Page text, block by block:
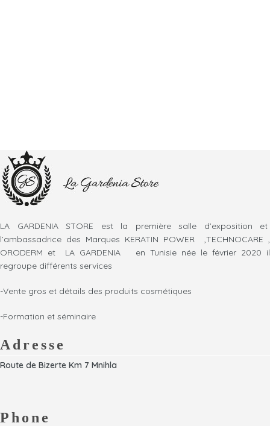
LA GARDENIA STORE est la première salle d’exposition et
l’ambassadrice des Marques KERATIN POWER ,TECHNOCARE ,
ORODERM et LA GARDENIA en Tunisie née le février 2020 il
regroupe différents services
-Vente gros et détails des produits cosmétiques
-Formation et séminaire
Adresse
Route de Bizerte Km 7 Mnihla
Phone